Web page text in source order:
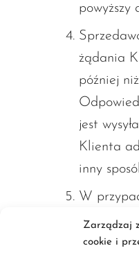
Zarządzaj
cookie i
powyższy
żądania
później
jest
Klienta
inny
W
również